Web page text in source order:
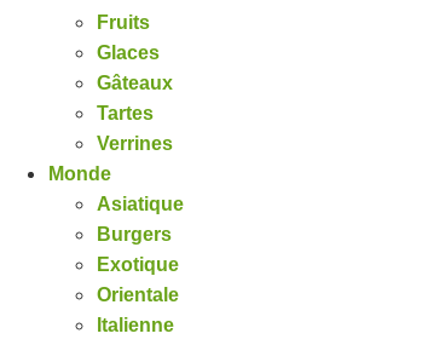
Fruits
Glaces
Gâteaux
Tartes
Verrines
Monde
Asiatique
Burgers
Exotique
Orientale
Italienne